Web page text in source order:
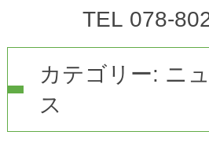
TEL 078-
カテゴリー: ニ
ス